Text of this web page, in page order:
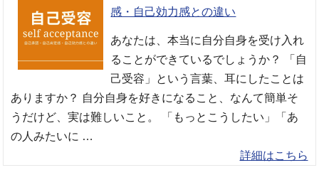
感・自己効力感との違い
あなたは、本当に自分自身を受け入れ
ることができているでしょうか？ 「自
己受容」という言葉、耳にしたことは
ありますか？ 自分自身を好きになること、なんて簡単そ
うだけど、実は難しいこと。 「もっとこうしたい」「あ
の人みたいに …
詳細はこちら